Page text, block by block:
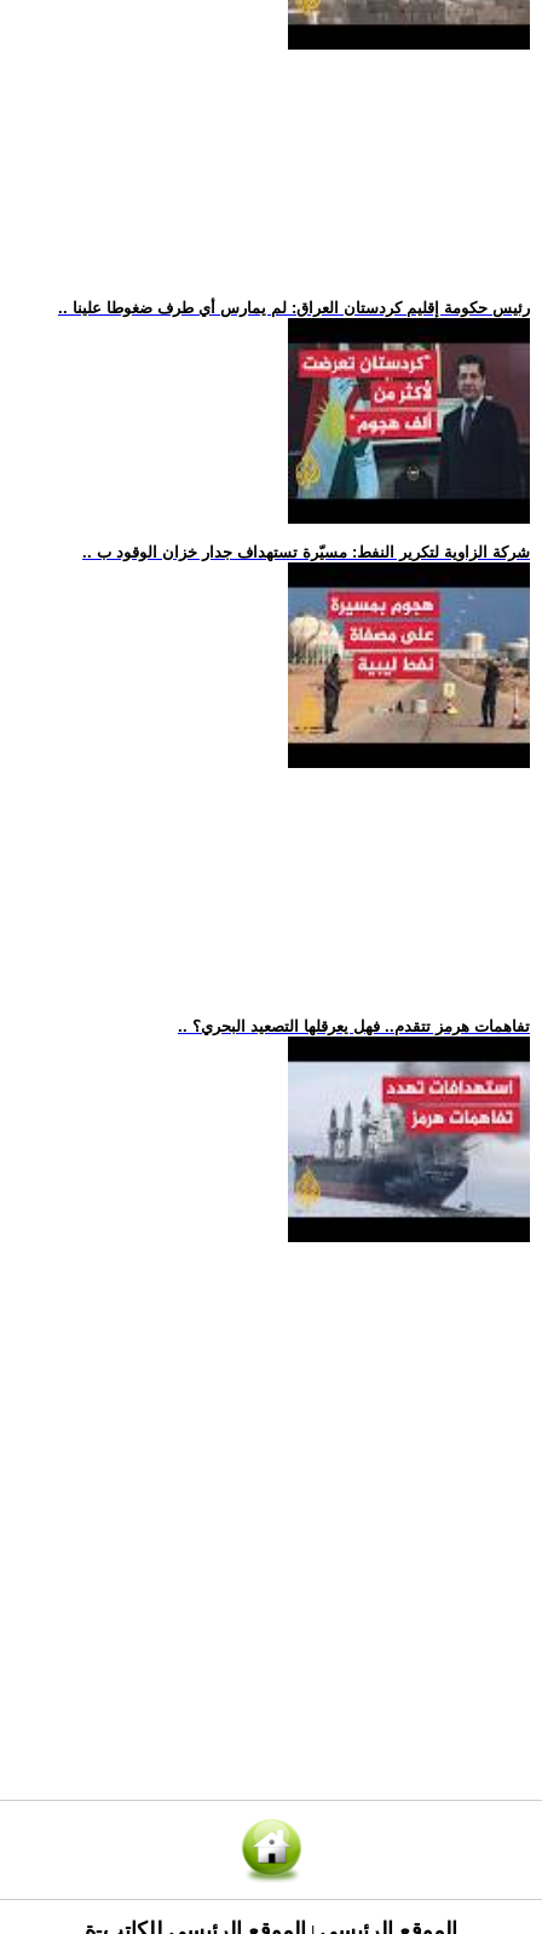
.. رئيس حكومة إقليم كردستان العراق: لم يمارس أي طرف ضغوطا علينا
.. شركة الزاوية لتكرير النفط: مسيّرة تستهداف جدار خزان الوقود ب
.. تفاهمات هرمز تتقدم.. فهل يعرقلها التصعيد البحري؟